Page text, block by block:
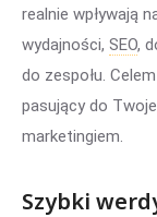
realnie wpływają
wydajności, SEO,
do zespołu.
pasujący do
marketingiem.
Szybki